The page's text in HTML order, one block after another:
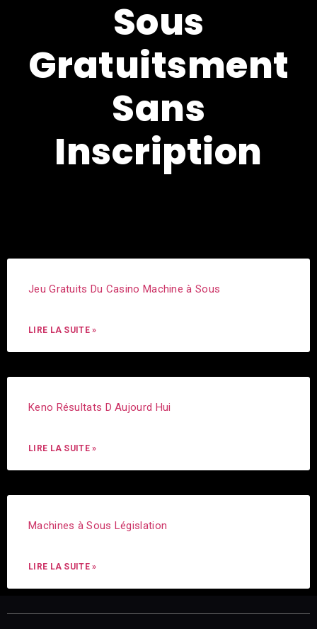
Sous
Gratuitsment
Sans
Inscription
Jeu Gratuits Du Casino Machine à Sous
LIRE LA SUITE »
Keno Résultats D Aujourd Hui
LIRE LA SUITE »
Machines à Sous Législation
LIRE LA SUITE »